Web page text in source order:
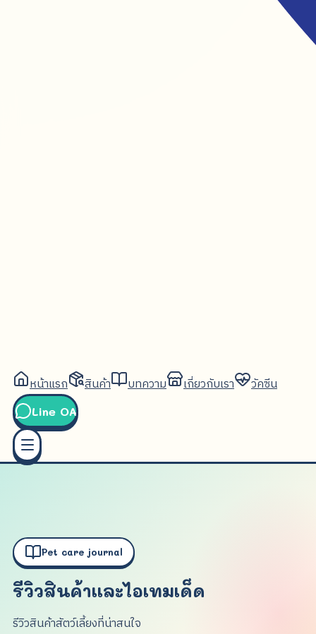
หน้าแรก สินค้า บทความ เกี่ยวกับเรา วัคซีน
Line OA
Pet care journal
รีวิวสินค้าและไอเทมเด็ด
รีวิวสินค้าสัตว์เลี้ยงที่น่าสนใจ